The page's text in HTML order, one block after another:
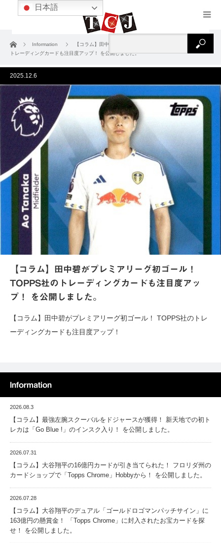
ホーム Information
【コラム】田中碧がプレミアリーグ初ゴール！ TOPPS社の
トレーディングカードも注目度アップ！ を公開しました。
2025.12.6
【コラム】田中碧がプレミアリーグ初ゴール！
TOPPS社のトレーディングカードも注目度アッ
プ！ を公開しました。
【コラム】田中碧がプレミアリーグ初ゴール！ TOPPS社のトレ
ーディングカードも注目度アップ！
Information
2026.08.3
【コラム】最強左腕スクーバルをドジャースが獲得！ 新天地での初ト
レカは「Go Blue !」のインスク入り！ を公開しました。
2026.07.31
【コラム】大谷翔平の16億円カードが引き当てられた！ フロリダ州の
カードショップで「Topps Chrome」Hobbyから！ を公開しました。
2026.07.28
【コラム】大谷翔平のデュアル「ゴールドロゴマンパッチサイン」に
163億円の懸賞金！ 「Topps Chrome」に封入されたお宝カードを探
せ！ を公開しました。
日本語